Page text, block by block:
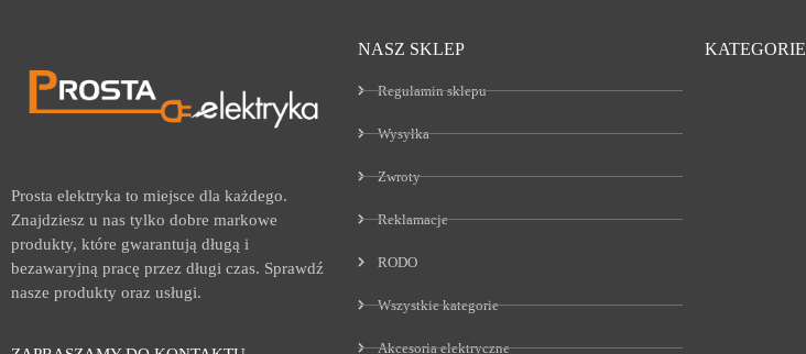
Prosta elektryka to miejsce dla każdego.
Znajdziesz u nas tylko dobre markowe
produkty, które gwarantują długą i
bezawaryjną pracę przez długi czas. Sprawdź
nasze produkty oraz usługi.
NASZ SKLEP
Regulamin sklepu
Wysyłka
Zwroty
Reklamacje
RODO
Wszystkie kategorie
Akcesoria elektryczne
KATEGORIE